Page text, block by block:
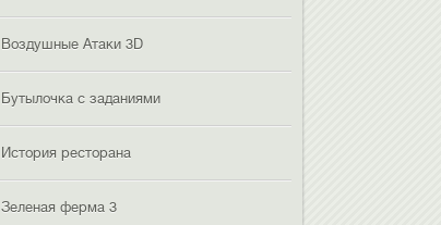
Воздушные Атаки 3D
Бутылочка с заданиями
История ресторана
Зеленая ферма 3